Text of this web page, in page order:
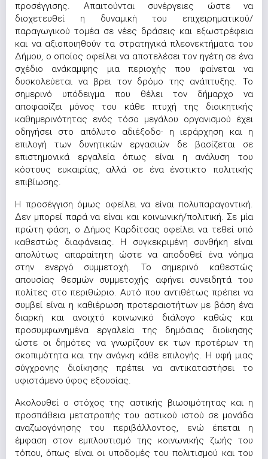
προσέγγισης. Απαιτούνται συνέργειες ώστε να
διοχετευθεί η δυναμική του επιχειρηματικού/
παραγωγικού τομέα σε νέες δράσεις και εξωστρέφεια
και να αξιοποιηθούν τα στρατηγικά πλεονεκτήματα του
Δήμου, ο οποίος οφείλει να αποτελέσει τον ηγέτη σε ένα
σχέδιο ανάκαμψης μια περιοχής που φαίνεται να
δυσκολεύεται να βρει τον δρόμο της ανάπτυξης. Το
σημερινό υπόδειγμα που θέλει τον δήμαρχο να
αποφασίζει μόνος του κάθε πτυχή της διοικητικής
καθημερινότητας ενός τόσο μεγάλου οργανισμού έχει
οδηγήσει στο απόλυτο αδιέξοδο· η ιεράρχηση και η
επιλογή των δυνητικών εργασιών δε βασίζεται σε
επιστημονικά εργαλεία όπως είναι η ανάλυση του
κόστους ευκαιρίας, αλλά σε ένα ένστικτο πολιτικής
επιβίωσης.
Η προσέγγιση όμως οφείλει να είναι πολυπαραγοντική.
Δεν μπορεί παρά να είναι και κοινωνική/πολιτική. Σε μία
πρώτη φάση, ο Δήμος Καρδίτσας οφείλει να τεθεί υπό
καθεστώς διαφάνειας. Η συγκεκριμένη συνθήκη είναι
απολύτως απαραίτητη ώστε να αποδοθεί ένα νόημα
στην ενεργό συμμετοχή. Το σημερινό καθεστώς
απουσίας θεσμών συμμετοχής αφήνει συνειδητά του
πολίτες στο περιθώριο. Αυτό που αντιθέτως πρέπει να
συμβεί είναι η καθιέρωση προτεραιοτήτων με βάση ένα
διαρκή και ανοιχτό κοινωνικό διάλογο καθώς και
προσυμφωνημένα εργαλεία της δημόσιας διοίκησης
ώστε οι δημότες να γνωρίζουν εκ των προτέρων τη
σκοπιμότητα και την ανάγκη κάθε επιλογής. Η υφή μιας
σύγχρονης διοίκησης πρέπει να αντικαταστήσει το
υφιστάμενο ύφος εξουσίας.
Ακολουθεί ο στόχος της αστικής βιωσιμότητας και η
προσπάθεια μετατροπής του αστικού ιστού σε μονάδα
αναζωογόνησης του περιβάλλοντος, ενώ έπεται η
έμφαση στον εμπλουτισμό της κοινωνικής ζωής του
τόπου, όπως είναι οι υποδομές του πολιτισμού και του